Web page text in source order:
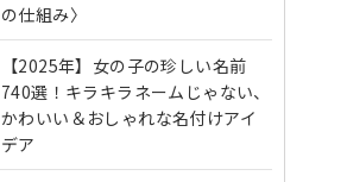
の仕組み〉
【2025年】女の子の珍しい名前
740選！キラキラネームじゃない、
かわいい＆おしゃれな名付けアイ
デア